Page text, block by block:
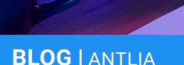
BLOG | ANTLIA